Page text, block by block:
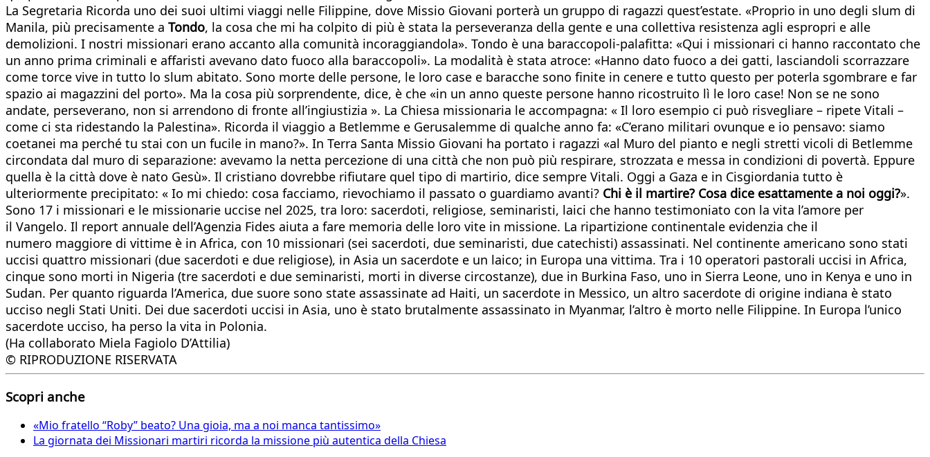
La Segretaria Ricorda uno dei suoi ultimi viaggi nelle Filippine, dove Missio Giovani porterà un gruppo di ragazzi quest’estate. «Proprio in uno degli slum di
Manila, più precisamente a Tondo, la cosa che mi ha colpito di più è stata la perseveranza della gente e una collettiva resistenza agli espropri e alle
demolizioni. I nostri missionari erano accanto alla comunità incoraggiandola». Tondo è una baraccopoli-palafitta: «Qui i missionari ci hanno raccontato che
un anno prima criminali e affaristi avevano dato fuoco alla baraccopoli». La modalità è stata atroce: «Hanno dato fuoco a dei gatti, lasciandoli scorrazzare
come torce vive in tutto lo slum abitato. Sono morte delle persone, le loro case e baracche sono finite in cenere e tutto questo per poterla sgombrare e far
spazio ai magazzini del porto». Ma la cosa più sorprendente, dice, è che «in un anno queste persone hanno ricostruito lì le loro case! Non se ne sono
andate, perseverano, non si arrendono di fronte all’ingiustizia ». La Chiesa missionaria le accompagna: « Il loro esempio ci può risvegliare – ripete Vitali –
come ci sta ridestando la Palestina». Ricorda il viaggio a Betlemme e Gerusalemme di qualche anno fa: «C’erano militari ovunque e io pensavo: siamo
coetanei ma perché tu stai con un fucile in mano?». In Terra Santa Missio Giovani ha portato i ragazzi «al Muro del pianto e negli stretti vicoli di Betlemme
circondata dal muro di separazione: avevamo la netta percezione di una città che non può più respirare, strozzata e messa in condizioni di povertà. Eppure
quella è la città dove è nato Gesù». Il cristiano dovrebbe rifiutare quel tipo di martirio, dice sempre Vitali. Oggi a Gaza e in Cisgiordania tutto è
ulteriormente precipitato: « Io mi chiedo: cosa facciamo, rievochiamo il passato o guardiamo avanti? Chi è il martire? Cosa dice esattamente a noi oggi?».
Sono 17 i missionari e le missionarie uccise nel 2025, tra loro: sacerdoti, religiose, seminaristi, laici che hanno testimoniato con la vita l’amore per
il Vangelo. Il report annuale dell’Agenzia Fides aiuta a fare memoria delle loro vite in missione. La ripartizione continentale evidenzia che il
numero maggiore di vittime è in Africa, con 10 missionari (sei sacerdoti, due seminaristi, due catechisti) assassinati. Nel continente americano sono stati
uccisi quattro missionari (due sacerdoti e due religiose), in Asia un sacerdote e un laico; in Europa una vittima. Tra i 10 operatori pastorali uccisi in Africa,
cinque sono morti in Nigeria (tre sacerdoti e due seminaristi, morti in diverse circostanze), due in Burkina Faso, uno in Sierra Leone, uno in Kenya e uno in
Sudan. Per quanto riguarda l’America, due suore sono state assassinate ad Haiti, un sacerdote in Messico, un altro sacerdote di origine indiana è stato
ucciso negli Stati Uniti. Dei due sacerdoti uccisi in Asia, uno è stato brutalmente assassinato in Myanmar, l’altro è morto nelle Filippine. In Europa l’unico
sacerdote ucciso, ha perso la vita in Polonia.
(Ha collaborato Miela Fagiolo D’Attilia)
© RIPRODUZIONE RISERVATA
Scopri anche
«Mio fratello “Roby” beato? Una gioia, ma a noi manca tantissimo»
La giornata dei Missionari martiri ricorda la missione più autentica della Chiesa